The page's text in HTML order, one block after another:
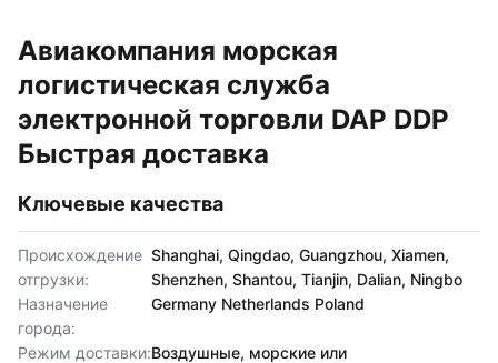
Авиакомпания морская
логистическая служба
электронной торговли DAP DDP
Быстрая доставка
Ключевые качества
Происхождение
отгрузки:
Shanghai, Qingdao, Guangzhou, Xiamen,
Shenzhen, Shantou, Tianjin, Dalian, Ningbo
Назначение
города:
Germany Netherlands Poland
Режим доставки:Воздушные, морские или